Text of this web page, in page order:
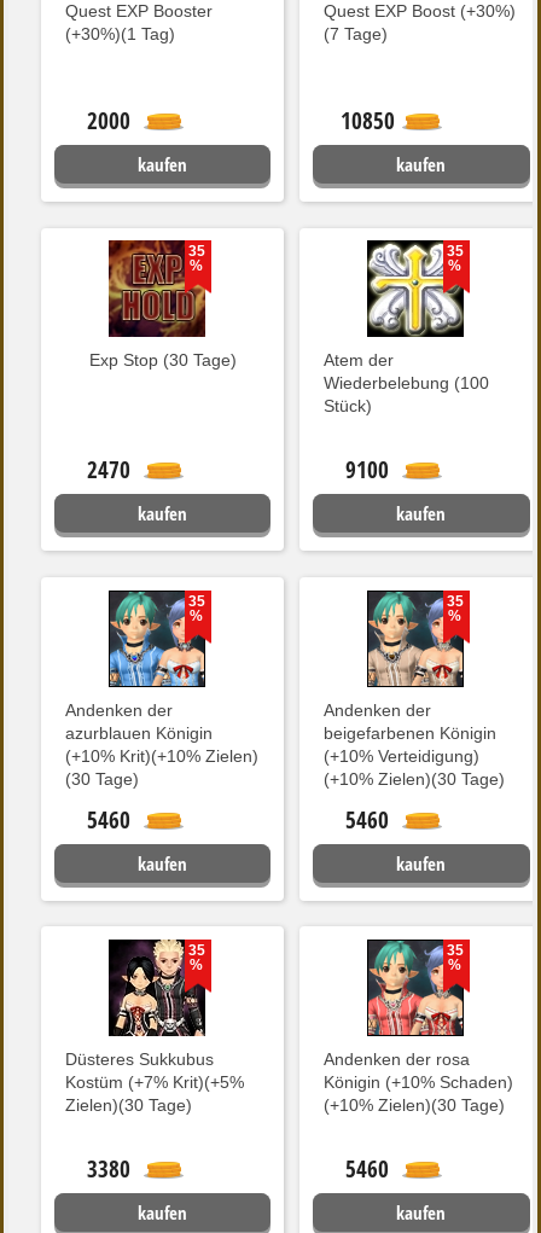
Quest EXP Booster
(+30%)(1 Tag)
2000
kaufen
Quest EXP Boost (+30%)
(7 Tage)
10850
kaufen
35
%
Exp Stop (30 Tage)
2470
kaufen
35
%
Atem der
Wiederbelebung (100
Stück)
9100
kaufen
35
%
Andenken der
azurblauen Königin
(+10% Krit)(+10% Zielen)
(30 Tage)
5460
kaufen
35
%
Andenken der
beigefarbenen Königin
(+10% Verteidigung)
(+10% Zielen)(30 Tage)
5460
kaufen
35
%
Düsteres Sukkubus
Kostüm (+7% Krit)(+5%
Zielen)(30 Tage)
3380
kaufen
35
%
Andenken der rosa
Königin (+10% Schaden)
(+10% Zielen)(30 Tage)
5460
kaufen